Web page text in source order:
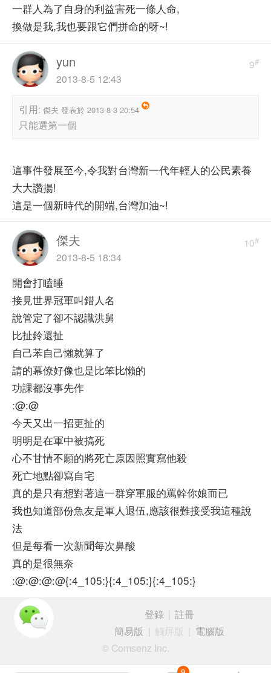
一群人為了自身的利益害死一條人命,
換做是我,我也要跟它們拼命的呀~!
9#
yun
2013-8-5 12:43
引用: 傑夫 發表於 2013-8-3 20:54
只能選第一個
這事件發展至今,令我對台灣新一代年輕人的公民素養
大大讚揚!
這是一個新時代的開端,台灣加油~!
10#
傑夫
2013-8-5 18:34
開會打瞌睡
接見世界冠軍叫錯人名
說管定了卻不認識洪舅
比扯鈴還扯
自己苯自己懶就算了
請的幕僚好像也是比笨比懶的
功課都沒事先作
:@:@
今天又出一招更扯的
明明是在軍中被搞死
心不甘情不願的將死亡原因照實寫他殺
死亡地點卻寫自宅
真的是只有想對著這一群穿軍服的罵幹你娘而已
我也知道部份魚友是軍人退伍,應該很難接受我這種說
法
但是每看一次新聞每次鼻酸
真的是很無奈
:@:@:@:@{:4_105:}{:4_105:}{:4_105:}
登錄
註冊
簡易版
觸屏版
電腦版
© Comsenz Inc.